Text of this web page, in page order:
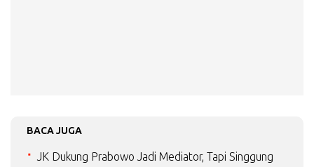
BACA JUGA
JK Dukung Prabowo Jadi Mediator, Tapi Singgung